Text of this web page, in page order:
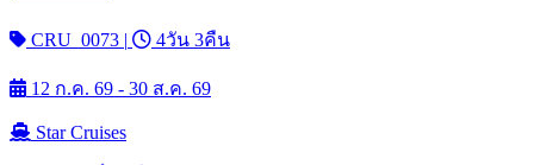
CRU_0073 | 4วัน 3คืน
12 ก.ค. 69 - 30 ส.ค. 69
Star Cruises